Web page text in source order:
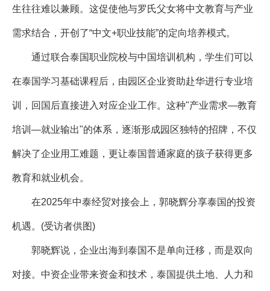
生往往难以兼顾。这促使他与罗氏父女将中文教育与产业
需求结合，开创了“中文+职业技能”的定向培养模式。
通过联合泰国职业院校与中国培训机构，学生们可以
在泰国学习基础课程后，由园区企业资助赴华进行专业培
训，回国后直接进入对应企业工作。这种"产业需求—教育
培训—就业输出"的体系，逐渐形成园区独特的招牌，不仅
解决了企业用工难题，更让泰国普通家庭的孩子获得更多
教育和就业机会。
在2025年中泰经贸对接会上，郭晓辉分享泰国的投资
机遇。(受访者供图)
郭晓辉说，企业出海到泰国不是单向迁移，而是双向
对接。中资企业带来资金和技术，泰国提供土地、人力和